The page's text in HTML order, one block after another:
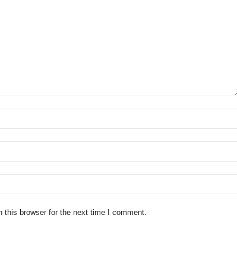
this browser for the next time I comment.